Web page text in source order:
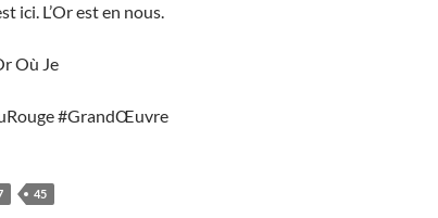
ici. L’Or est en nous.
Où Je
#GrandŒuvre
45